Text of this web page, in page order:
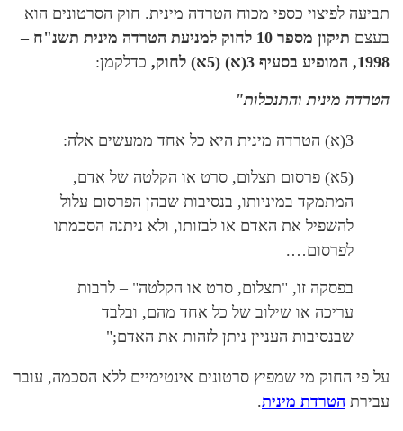
תביעה לפיצוי כספי מכוח הטרדה מינית. חוק הסרטונים הוא
בעצם
תיקון מספר 10 לחוק למניעת הטרדה מינית תשנ"ח –
1998, המופיע בסעיף 3(א) (5א) לחוק,
כדלקמן:
הטרדה מינית והתנכלות"
3(א) הטרדה מינית היא כל אחד ממעשים אלה:
(5א) פרסום תצלום, סרט או הקלטה של אדם,
המתמקד במיניותו, בנסיבות שבהן הפרסום עלול
להשפיל את האדם או לבזותו, ולא ניתנה הסכמתו
לפרסום….
בפסקה זו, "תצלום, סרט או הקלטה" – לרבות
עריכה או שילוב של כל אחד מהם, ובלבד
שבנסיבות העניין ניתן לזהות את האדם;"
על פי החוק מי שמפיץ סרטונים אינטימיים ללא הסכמה, עובר
עבירת הטרדת מינית.